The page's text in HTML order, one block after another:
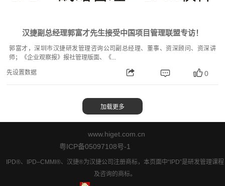
汉捷副总经理郭富才先生接受中国项目管理联盟专访！
郭富才，深圳市汉捷研发管理咨询公司副总经理、董事、资深顾问、资深讲
师；《企业观察报》报社管理版面、《...
先设置数据 0
www.higet.com.cn
粤ICP备05097108号-1
IPD®、IPD–CMMI®、汉捷®为汉捷公司注册商标，本页面中“IPD”是研发管理课程
及咨询的商标。